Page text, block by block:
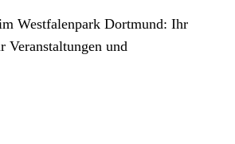
Westfalenpark Dortmund: Ihr
Veranstaltungen und